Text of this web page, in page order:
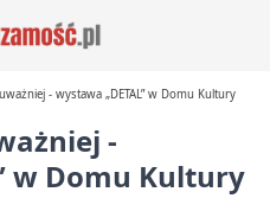
- wystawa „DETAL” w Domu Kultury
-
w Domu Kultury